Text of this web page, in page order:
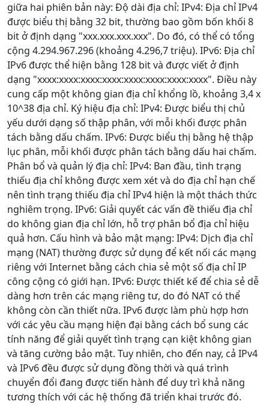
giữa hai phiên bản này: Độ dài địa chỉ: IPv4: Địa chỉ IPv4
được biểu thị bằng 32 bit, thường bao gồm bốn khối 8
bit ở định dạng "xxx.xxx.xxx.xxx". Do đó, có thể có tổng
cộng 4.294.967.296 (khoảng 4.296,7 triệu). IPv6: Địa chỉ
IPv6 được thể hiện bằng 128 bit và được viết ở định
dạng "xxxx:xxxx:xxxx:xxxx:xxxx:xxxx:xxxx:xxxx". Điều này
cung cấp một không gian địa chỉ khổng lồ, khoảng 3,4 x
10^38 địa chỉ. Ký hiệu địa chỉ: IPv4: Được biểu thị chủ
yếu dưới dạng số thập phân, với mỗi khối được phân
tách bằng dấu chấm. IPv6: Được biểu thị bằng hệ thập
lục phân, mỗi khối được phân tách bằng dấu hai chấm.
Phân bổ và quản lý địa chỉ: IPv4: Ban đầu, tình trạng
thiếu địa chỉ không được xem xét và do địa chỉ hạn chế
nên tình trạng thiếu địa chỉ IPv4 hiện là một thách thức
nghiêm trọng. IPv6: Giải quyết các vấn đề thiếu địa chỉ
do không gian địa chỉ lớn, hỗ trợ phân bổ địa chỉ hiệu
quả hơn. Cấu hình và bảo mật mạng: IPv4: Dịch địa chỉ
mạng (NAT) thường được sử dụng để kết nối các mạng
riêng với Internet bằng cách chia sẻ một số địa chỉ IP
công cộng có giới hạn. IPv6: Được thiết kế để chia sẻ dễ
dàng hơn trên các mạng riêng tư, do đó NAT có thể
không còn cần thiết nữa. IPv6 được làm phù hợp hơn
với các yêu cầu mạng hiện đại bằng cách bổ sung các
tính năng để giải quyết tình trạng cạn kiệt không gian
và tăng cường bảo mật. Tuy nhiên, cho đến nay, cả IPv4
và IPv6 đều được sử dụng đồng thời và quá trình
chuyển đổi đang được tiến hành để duy trì khả năng
tương thích với các hệ thống đã triển khai trước đó.